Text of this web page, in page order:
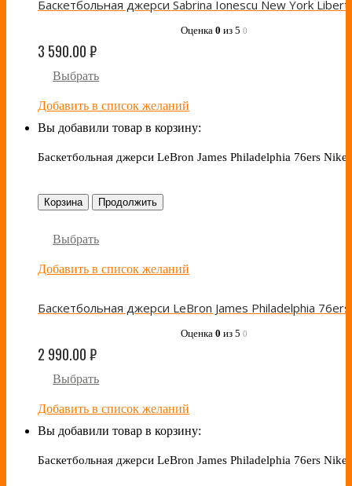
Оценка 0 из 5 0
3 590.00₽
Выбрать
Добавить в список желаний
Вы добавили товар в корзину:
Баскетбольная джерси LeBron James Philadelphia 76ers Nike
Корзина Продолжить
Выбрать
Добавить в список желаний
Оценка 0 из 5 0
2 990.00₽
Выбрать
Добавить в список желаний
Вы добавили товар в корзину:
Баскетбольная джерси LeBron James Philadelphia 76ers Nike